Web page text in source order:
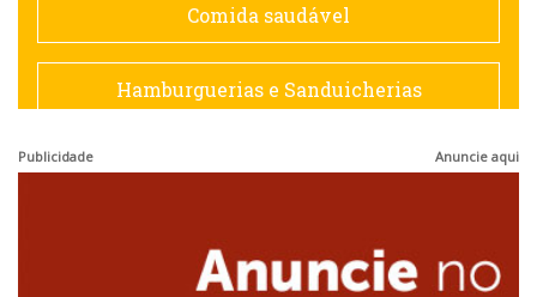
Francesa
Japonesa e Oriental
Comida saudável
Hamburguerias e Sanduicherias
Publicidade Anuncie aqui